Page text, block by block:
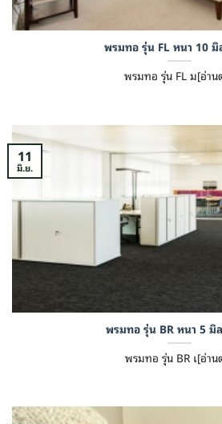
พรมทอ รุ่น FL หนา 10 มิ
พรมทอ รุ่น FL ม[อ่า
พรมทอ รุ่น BR หนา 5 มิ
พรมทอ รุ่น BR เ[อ่า
11
มิ.ย.